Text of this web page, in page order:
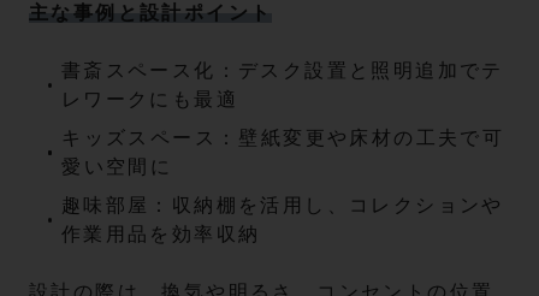
主な事例と設計ポイント
書斎スペース化：デスク設置と照明追加でテ
レワークにも最適
キッズスペース：壁紙変更や床材の工夫で可
愛い空間に
趣味部屋：収納棚を活用し、コレクションや
作業用品を効率収納
設計の際は、換気や明るさ、コンセントの位置